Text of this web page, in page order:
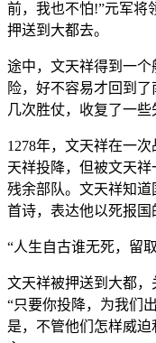
前，我也不怕!”元军将
押送到大都去。
途中，文天祥得到一
险，好不容易才回到
几次胜仗，收复了一些
1278年，文天祥在一
天祥投降，但被文天
残余部队。文天祥知
首诗，表达他以死报国
“人生自古谁无死，留
文天祥被押送到大都，
“只要你投降，为我们
是，不管他们怎样威